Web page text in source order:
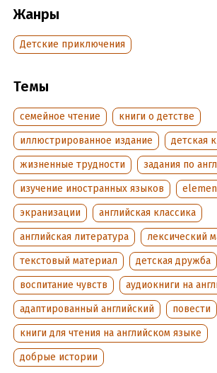
Книга предназначена учащимся 5–8 классов
изучающих английский язык.
Подробная информация
Дата написания:1 января 2018
Год издания:2019
Дата поступления:18 мая 2023
ISBN (EAN):9785811264261
Жанры
Детские приключения
Темы
семейное чтение
книги о детстве
иллюстрированное издание
детская
жизненные трудности
задания по
изучение иностранных языков
экранизации
английская классика
английская литература
лексический
текстовый материал
детская дружба
воспитание чувств
аудиокниги на
адаптированный английский
повести
книги для чтения на английском языке
добрые истории